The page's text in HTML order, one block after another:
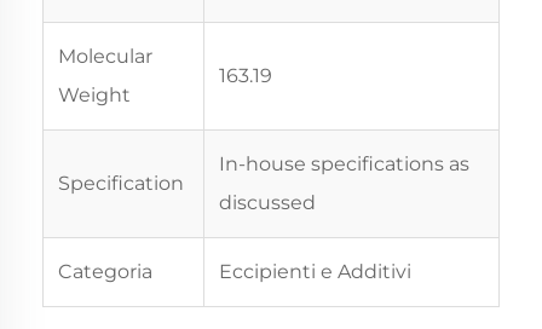
Molecular
Weight
163.19
Specification
In-house specifications as
discussed
Categoria Eccipienti e Additivi